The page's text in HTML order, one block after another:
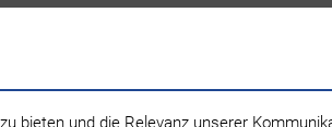
10 8545 Rickenbach 052 336
bieten und die Relevanz unserer